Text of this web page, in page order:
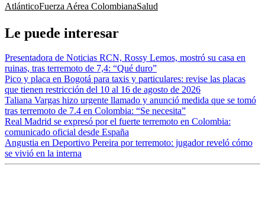
AtlánticoFuerza Aérea ColombianaSalud
Le puede interesar
Presentadora de Noticias RCN, Rossy Lemos, mostró su casa en
ruinas, tras terremoto de 7,4: “Qué duro”
Pico y placa en Bogotá para taxis y particulares: revise las placas
que tienen restricción del 10 al 16 de agosto de 2026
Taliana Vargas hizo urgente llamado y anunció medida que se tomó
tras terremoto de 7.4 en Colombia: “Se necesita”
Real Madrid se expresó por el fuerte terremoto en Colombia:
comunicado oficial desde España
Angustia en Deportivo Pereira por terremoto: jugador reveló cómo
se vivió en la interna